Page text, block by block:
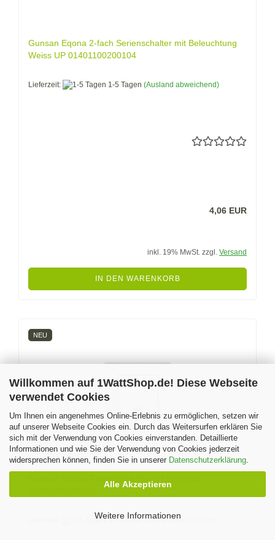
Willkommen auf 1WattShop.de! Diese Webseite
verwendet Cookies
Um Ihnen ein angenehmes Online-Erlebnis zu ermöglichen, setzen wir
auf unserer Webseite Cookies ein. Durch das Weitersurfen erklären Sie
sich mit der Verwendung von Cookies einverstanden. Detaillierte
Informationen und wie Sie der Verwendung von Cookies jederzeit
widersprechen können, finden Sie in unserer Datenschutzerklärung.
Alle Akzeptieren
Weitere Informationen
Gunsan Eqona 2-fach Serienschalter mit Beleuchtung
Weiss UP 01401100200104
Lieferzeit: 1-5 Tagen (Ausland abweichend)
4,06 EUR
inkl. 19% MwSt. zzgl. Versand
IN DEN WARENKORB
NEU
1-5 Tagen (Ausland abweichend)